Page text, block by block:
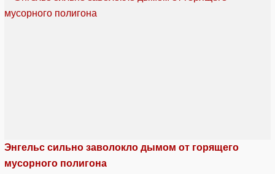
Энгельс сильно заволокло дымом от горящего
мусорного полигона